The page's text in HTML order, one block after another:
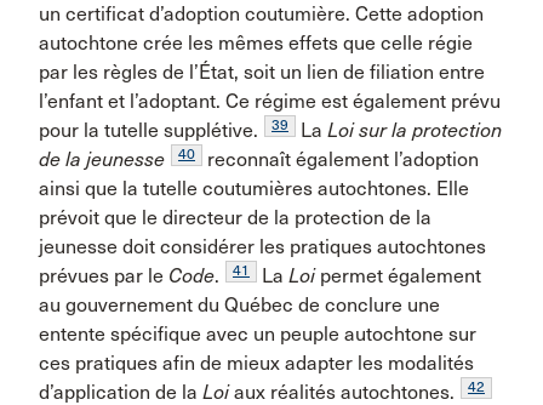
un certificat d’adoption coutumière. Cette adoption
autochtone crée les mêmes effets que celle régie
par les règles de l’État, soit un lien de filiation entre
l’enfant et l’adoptant. Ce régime est également prévu
pour la tutelle supplétive.
39 La Loi sur la protection
de la jeunesse
40
reconnaît également l’adoption
ainsi que la tutelle coutumières autochtones. Elle
prévoit que le directeur de la protection de la
jeunesse doit considérer les pratiques autochtones
prévues par le Code. 41 La Loipermet également
au gouvernement du Québec de conclure une
entente spécifique avec un peuple autochtone sur
ces pratiques afin de mieux adapter les modalités
d’application de la Loiaux réalités autochtones. 42